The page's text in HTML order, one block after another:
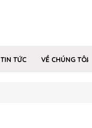
TIN TỨC VỀ CHÚNG TÔI